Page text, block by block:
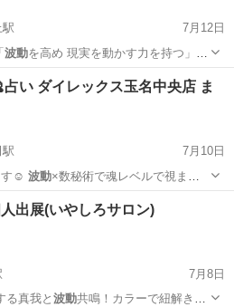
7月12日
波動を高め 現実を動かす力を持つ」
コンサート/ショー
名中央店 ま
7月10日
す☺️ 波動×数秘術で魂レベルで視ます
ワークショップ
出展(いやしろサロン)
7月8日
る真我と 波動共鳴！カラーで紐解きラ